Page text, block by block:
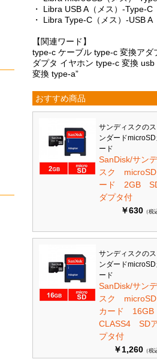
・ Libra USB A（メス）-Type-
・ Libra Type-C（メス）-USB
【関連ワード】
type-c ケーブル type-c 変換ア
ダプタ イヤホン type-c 変換
変換 type-a”
おすすめ商品
サンディスクの
ンダード
ード
SanDisk/サン
スク
ード 2GB
ダプタ付
￥630 （税
サンディスクの
ンダード
ード
SanDisk/サン
スク
カード
CLASS4 SD
プタ付
￥1,260 （税